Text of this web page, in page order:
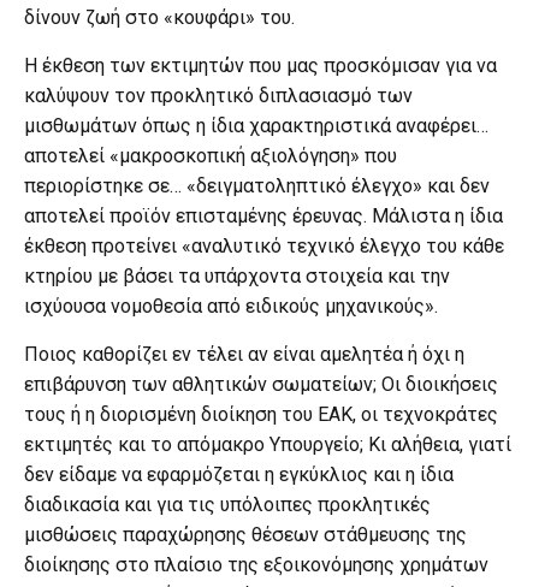
δίνουν ζωή στο «κουφάρι» του.
Η έκθεση των εκτιμητών που μας προσκόμισαν για να
καλύψουν τον προκλητικό διπλασιασμό των
μισθωμάτων όπως η ίδια χαρακτηριστικά αναφέρει…
αποτελεί «μακροσκοπική αξιολόγηση» που
περιορίστηκε σε… «δειγματοληπτικό έλεγχο» και δεν
αποτελεί προϊόν επισταμένης έρευνας. Μάλιστα η ίδια
έκθεση προτείνει «αναλυτικό τεχνικό έλεγχο του κάθε
κτηρίου με βάσει τα υπάρχοντα στοιχεία και την
ισχύουσα νομοθεσία από ειδικούς μηχανικούς».
Ποιος καθορίζει εν τέλει αν είναι αμελητέα ή όχι η
επιβάρυνση των αθλητικών σωματείων; Οι διοικήσεις
τους ή η διορισμένη διοίκηση του ΕΑΚ, οι τεχνοκράτες
εκτιμητές και το απόμακρο Υπουργείο; Κι αλήθεια, γιατί
δεν είδαμε να εφαρμόζεται η εγκύκλιος και η ίδια
διαδικασία και για τις υπόλοιπες προκλητικές
μισθώσεις παραχώρησης θέσεων στάθμευσης της
διοίκησης στο πλαίσιο της εξοικονόμησης χρημάτων